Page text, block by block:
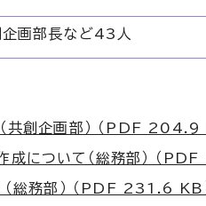
企画部長など43人
（共創企画部） （PDF 204.9
について（総務部） （
総務部） （PDF 231.6 KB